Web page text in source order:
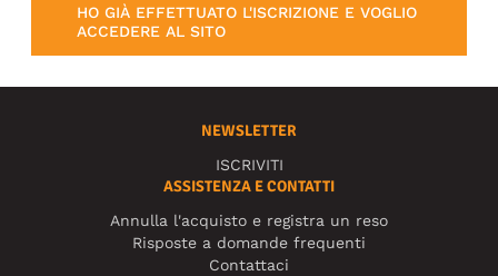
HO GIÀ EFFETTUATO L'ISCRIZIONE E VOGLIO
ACCEDERE AL SITO
NEWSLETTER
ISCRIVITI
ASSISTENZA E CONTATTI
Annulla l'acquisto e registra un reso
Risposte a domande frequenti
Contattaci